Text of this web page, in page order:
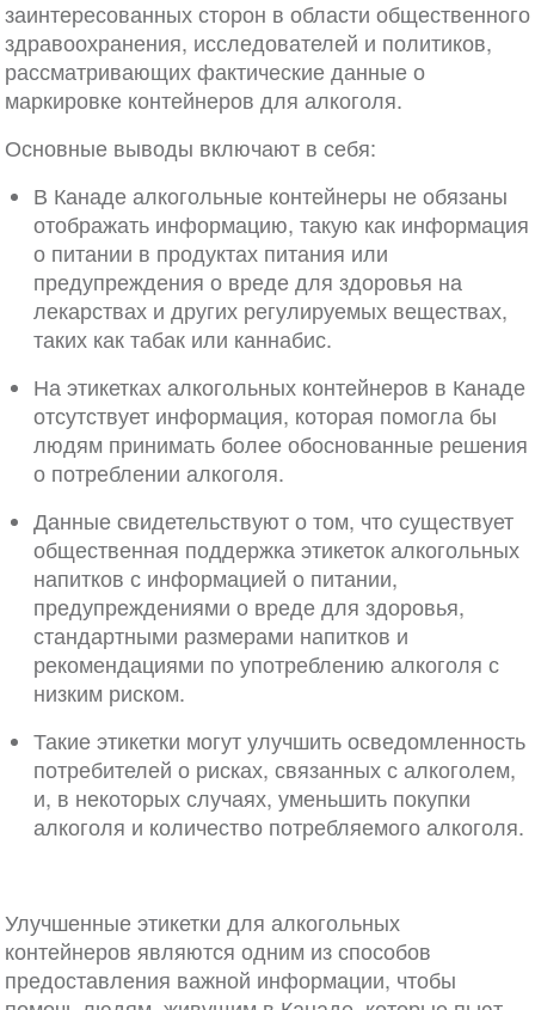
заинтересованных сторон в области общественного
здравоохранения, исследователей и политиков,
рассматривающих фактические данные о
маркировке контейнеров для алкоголя.
Основные выводы включают в себя:
В Канаде алкогольные контейнеры не обязаны
отображать информацию, такую как информация
о питании в продуктах питания или
предупреждения о вреде для здоровья на
лекарствах и других регулируемых веществах,
таких как табак или каннабис.
На этикетках алкогольных контейнеров в Канаде
отсутствует информация, которая помогла бы
людям принимать более обоснованные решения
о потреблении алкоголя.
Данные свидетельствуют о том, что существует
общественная поддержка этикеток алкогольных
напитков с информацией о питании,
предупреждениями о вреде для здоровья,
стандартными размерами напитков и
рекомендациями по употреблению алкоголя с
низким риском.
Такие этикетки могут улучшить осведомленность
потребителей о рисках, связанных с алкоголем,
и, в некоторых случаях, уменьшить покупки
алкоголя и количество потребляемого алкоголя.
Улучшенные этикетки для алкогольных
контейнеров являются одним из способов
предоставления важной информации, чтобы